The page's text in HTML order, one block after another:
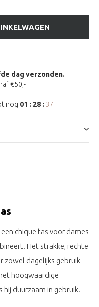
dag verzonden.
€50,-
nog 01 : 28 : 37
chique tas voor dames
Het strakke, rechte
zowel dagelijks gebruik
hoogwaardige
duurzaam in gebruik.